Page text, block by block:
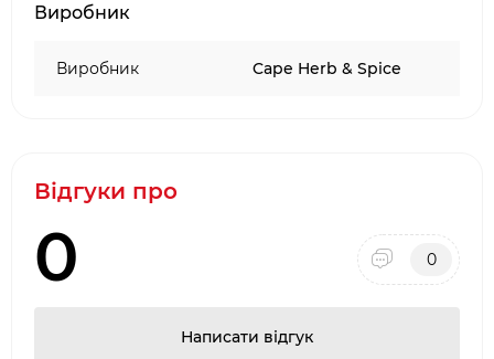
ккал - 209
Виробник
Виробник Cape Herb & Spice
Відгуки про
0 0
Написати відгук